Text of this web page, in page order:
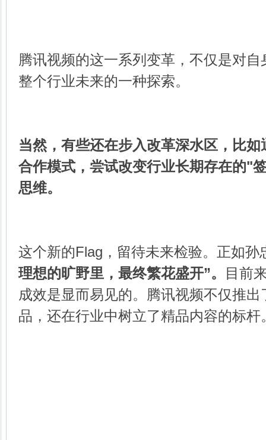
腾讯视频的这一系列变革，不仅是对
整个行业未来的一种探索。
当然，有些还在步入改革深水区，比
合作模式，尝试改变行业长期存在的"
思维。
这个新的Flag，留待未来检验。正如孙
理想的旷野里，最终繁花盛开”。
目前
成效是显而易见的。腾讯视频不仅推
品，还在行业中树立了精品内容的标杆